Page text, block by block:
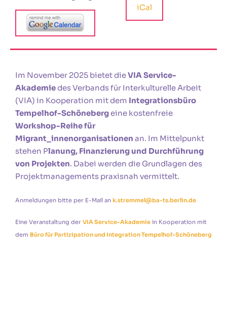
iCal
Im November 2025 bietet dieVIA Service-
Akademiedes Verbands für Interkulturelle Arbeit
(VIA) in Kooperation mit dem Integrationsbüro
Tempelhof-Schönebergeine kostenfreie
Workshop-Reihe für
Migrant_innenorganisationen an. Im Mittelpunkt
stehen Planung, Finanzierung und Durchführung
von Projekten. Dabei werden die Grundlagen des
Projektmanagements praxisnah vermittelt.
Anmeldungen bitte per E-Mail an k.stremmel@ba-ts.berlin.de
Eine Veranstaltung der VIA Service-Akademie in Kooperation mit
dem Büro für Partizipation und Integration Tempelhof-Schöneberg